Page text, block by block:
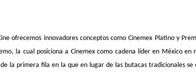
ofrecemos innovadores conceptos como Cinemex Platino y
la cual posiciona a Cinemex como cadena líder en México
la primera fila en la que en lugar de las butacas tradicionales